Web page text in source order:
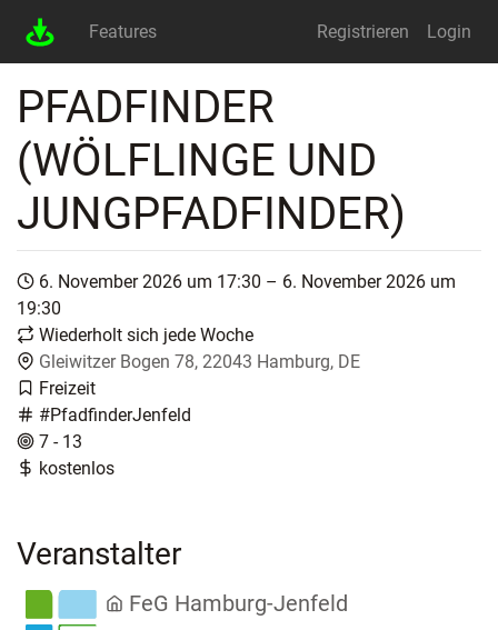
Features Registrieren Login
PFADFINDER
(WÖLFLINGE UND
JUNGPFADFINDER)
6. November 2026 um 17:30 – 6. November 2026 um
19:30
Wiederholt sich jede Woche
Gleiwitzer Bogen 78, 22043 Hamburg, DE
Freizeit
#PfadfinderJenfeld
7 - 13
kostenlos
Veranstalter
FeG Hamburg-Jenfeld